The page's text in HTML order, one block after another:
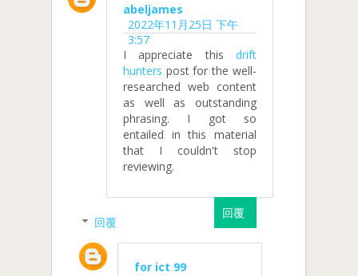
abeljames
2022年11月25日 下午
3:57
I appreciate this drift
hunters post for the well-
researched web content
as well as outstanding
phrasing. I got so
entailed in this material
that I couldn't stop
reviewing.
回覆
回覆
for ict 99